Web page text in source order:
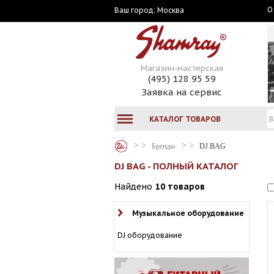
Ваш город: Москва О
Магазин-мастерская
(495) 128 95 59
Заявка на сервис
КАТАЛОГ ТОВАРОВ
Бренды DJ BAG
DJ BAG - ПОЛНЫЙ КАТАЛОГ
Найдено 10 товаров
Музыкальное оборудование
DJ оборудование